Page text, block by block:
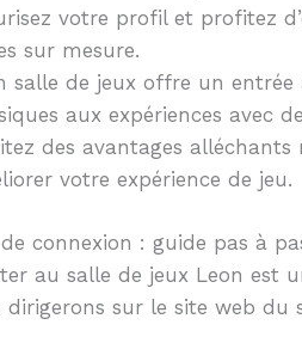
votre profil et profitez
sur mesure.
salle de jeux offre un
aux expériences avec
des avantages
votre expérience de jeu.
de connexion : guide pas à
au salle de jeux Leon est
dirigerons sur le site web du